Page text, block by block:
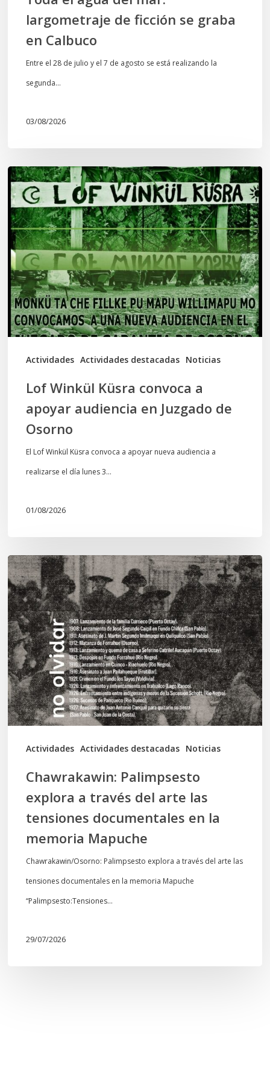
largometraje de ficción se graba
en Calbuco
Entre el 28 de julio y el 7 de agosto se está realizando la
segunda…
03/08/2026
Actividades Actividades destacadas Noticias
Lof
Winkül
Küsra
convoca
a
apoyar
audiencia
en
Juzgado
Lof Winkül Küsra convoca a
apoyar audiencia en Juzgado de
Osorno
El Lof Winkül Küsra convoca a apoyar nueva audiencia a
realizarse el día lunes 3…
01/08/2026
Actividades Actividades destacadas Noticias
Chawrakawin:
Palimpsesto
explora
a
través
del
arte
las
tensiones
documentales
memoria
Mapuche
Chawrakawin: Palimpsesto
explora a través del arte las
tensiones documentales en la
memoria Mapuche
Chawrakawin/Osorno: Palimpsesto explora a través del arte las
tensiones documentales en la memoria Mapuche
“Palimpsesto:Tensiones…
29/07/2026